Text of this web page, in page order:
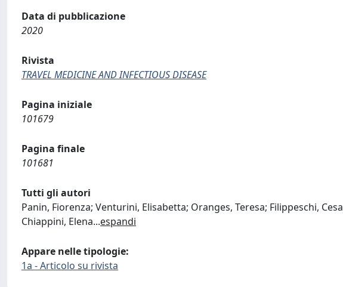
Data di pubblicazione
2020
Rivista
TRAVEL MEDICINE AND INFECTIOUS DISEASE
Pagina iniziale
101679
Pagina finale
101681
Tutti gli autori
Panin, Fiorenza; Venturini, Elisabetta; Oranges, Teresa; Filippeschi,
Chiappini, Elena...espandi
Appare nelle tipologie:
1a - Articolo su rivista